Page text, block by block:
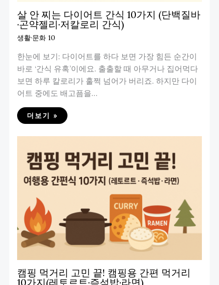
살 안 찌는 다이어트 간식 10가지 (단백질바
·곤약젤리·저칼로리 간식)
생활·문화 10
한눈에 보기: 다이어트를 하다 보면 가장 힘든 순간이
바로 ‘간식 유혹’이에요. 출출할 때 아무거나 집어먹다
보면 하루 칼로리가 훌쩍 넘어가 버리죠. 하지만 다이
어트 중에도 배고픔을…
더보기 »
캠핑 먹거리 고민 끝! 캠핑용 간편 먹거리
10가지(레토르트·즉석밥·라면)